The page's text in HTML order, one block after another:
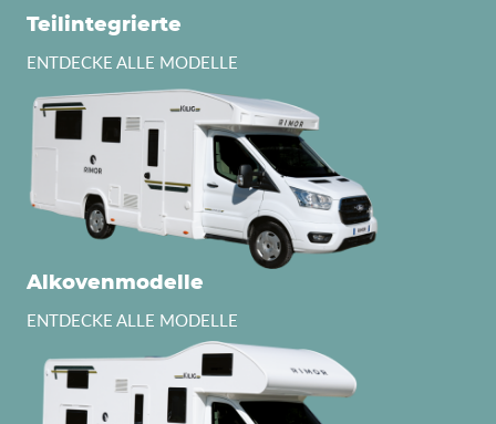
Teilintegrierte
ENTDECKE ALLE MODELLE
Alkovenmodelle
ENTDECKE ALLE MODELLE